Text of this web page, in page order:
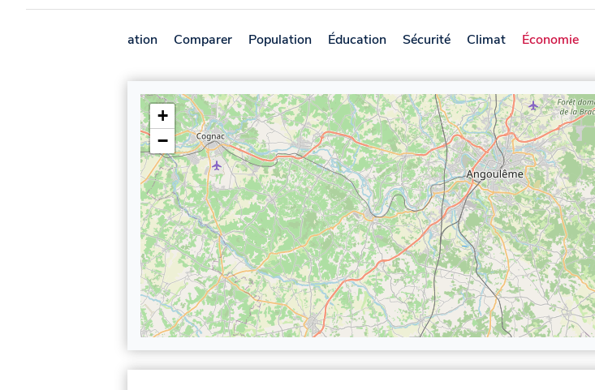
Présentation Comparer Population Éducation Sécurité Climat Économie
+
−